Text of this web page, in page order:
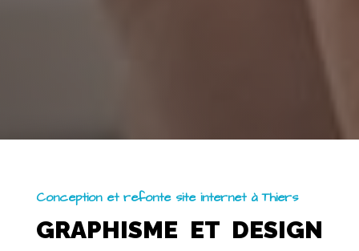
Conception et refonte site internet à Thiers
GRAPHISME ET DESIGN